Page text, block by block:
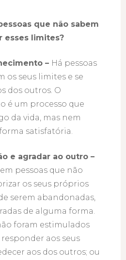
que não sabem
esses limites?
– Há pessoas
os seus limites e se
dos outros. O
é um processo que
da vida, mas nem
satisfatória.
e agradar ao outro –
pessoas que não
os seus próprios
serem abandonadas,
de alguma forma.
foram estimulados
aos seus
aos dos outros; ou